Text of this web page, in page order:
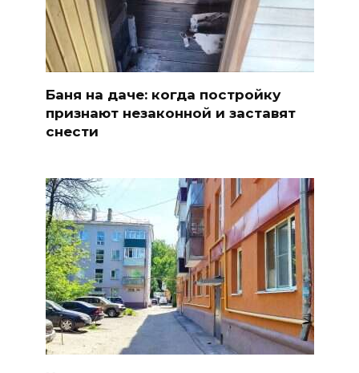
Баня на даче: когда постройку
признают незаконной и заставят
снести